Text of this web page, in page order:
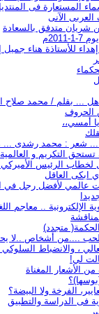
المستعارة فى
الآنى
شريان متدفق بالسعادة
للأستاذة هناء جميل
... بقلم / محمد صلاح
الحروف
أمسي،،
... شعر : محمد رشدى ...
تستحق التكريم و العالمية
لخطاب الرئيس
ابكى العاقل
عالمي لأفضل رجل في
الإلكترونية .. معاجم
متجدد)
....من أشخاص ..لا
، والانضباط
لي!
من الأشعار المغناة
الفرخة ولا البيضة؟
فى الدراسة والتطبيق